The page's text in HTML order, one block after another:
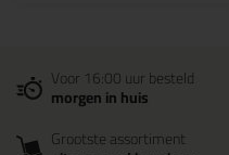
Voor 16:00 uur besteld
morgen in huis
Grootste assortiment